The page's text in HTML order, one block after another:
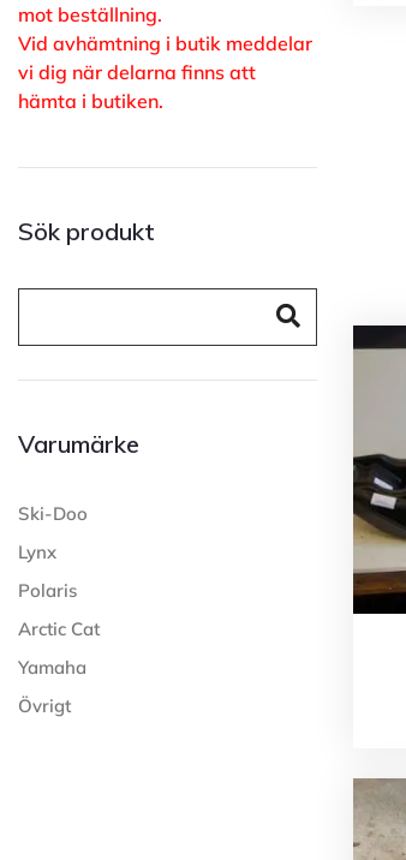
mot beställning.
Vid avhämtning i butik meddelar
vi dig när delarna finns att
hämta i butiken.
Sök produkt
Varumärke
Ski-Doo
Lynx
Polaris
Arctic Cat
Yamaha
Övrigt